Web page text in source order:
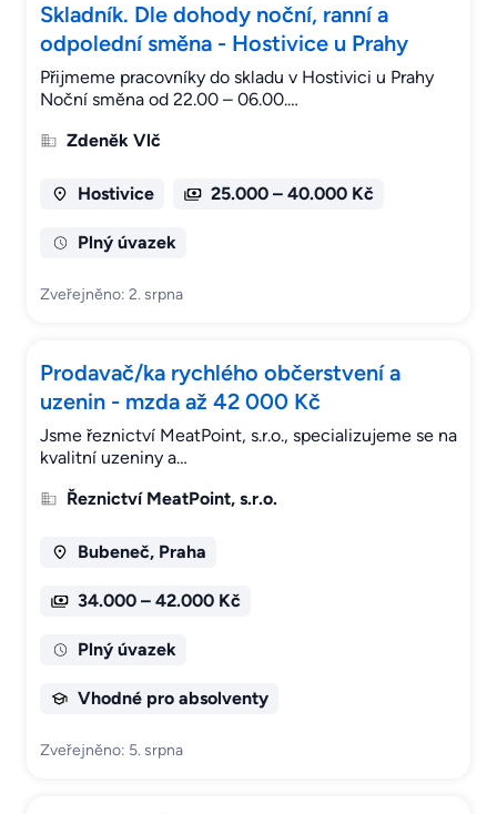
Skladník. Dle dohody noční, ranní a
odpolední směna - Hostivice u Prahy
Přijmeme pracovníky do skladu v Hostivici u Prahy
Noční směna od 22.00 – 06.00.…
Zdeněk Vlč
Hostivice 25.000 – 40.000 Kč
Plný úvazek
Zveřejněno: 2. srpna
Prodavač/ka rychlého občerstvení a
uzenin - mzda až 42 000 Kč
Jsme řeznictví MeatPoint, s.r.o., specializujeme se na
kvalitní uzeniny a…
Řeznictví MeatPoint, s.r.o.
Bubeneč, Praha
34.000 – 42.000 Kč
Plný úvazek
Vhodné pro absolventy
Zveřejněno: 5. srpna